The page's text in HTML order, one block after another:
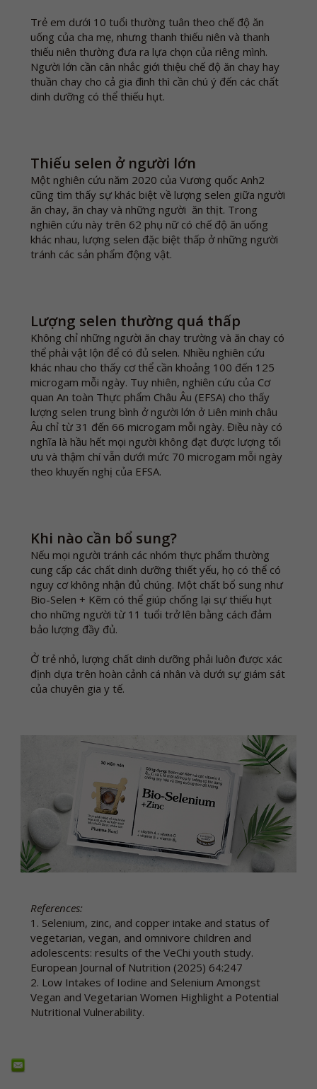
Trẻ em dưới 10 tuổi thường tuân theo chế độ ăn
uống của cha mẹ, nhưng thanh thiếu niên và thanh
thiếu niên thường đưa ra lựa chọn của riêng mình.
Người lớn cần cân nhắc giới thiệu chế độ ăn chay hay
thuần chay cho cả gia đình thì cần chú ý đến các chất
dinh dưỡng có thể thiếu hụt.
Thiếu selen ở người lớn
Một nghiên cứu năm 2020 của Vương quốc Anh2
cũng tìm thấy sự khác biệt về lượng selen giữa người
ăn chay, ăn chay và những người ăn thịt. Trong
nghiên cứu này trên 62 phụ nữ có chế độ ăn uống
khác nhau, lượng selen đặc biệt thấp ở những người
tránh các sản phẩm động vật.
Lượng selen thường quá thấp
Không chỉ những người ăn chay trường và ăn chay có
thể phải vật lộn để có đủ selen. Nhiều nghiên cứu
khác nhau cho thấy cơ thể cần khoảng 100 đến 125
microgam mỗi ngày. Tuy nhiên, nghiên cứu của Cơ
quan An toàn Thực phẩm Châu Âu (EFSA) cho thấy
lượng selen trung bình ở người lớn ở Liên minh châu
Âu chỉ từ 31 đến 66 microgam mỗi ngày. Điều này có
nghĩa là hầu hết mọi người không đạt được lượng tối
ưu và thậm chí vẫn dưới mức 70 microgam mỗi ngày
theo khuyến nghị của EFSA.
Khi nào cần bổ sung?
Nếu mọi người tránh các nhóm thực phẩm thường
cung cấp các chất dinh dưỡng thiết yếu, họ có thể có
nguy cơ không nhận đủ chúng. Một chất bổ sung như
Bio-Selen + Kẽm có thể giúp chống lại sự thiếu hụt
cho những người từ 11 tuổi trở lên bằng cách đảm
bảo lượng đầy đủ.
Ở trẻ nhỏ, lượng chất dinh dưỡng phải luôn được xác
định dựa trên hoàn cảnh cá nhân và dưới sự giám sát
của chuyên gia y tế.
References:
1. Selenium, zinc, and copper intake and status of
vegetarian, vegan, and omnivore children and
adolescents: results of the VeChi youth study.
European Journal of Nutrition (2025) 64:247
2. Low Intakes of Iodine and Selenium Amongst
Vegan and Vegetarian Women Highlight a Potential
Nutritional Vulnerability.